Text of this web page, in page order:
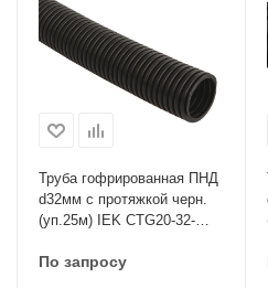
Труба гофрированная ПНД
d32мм с протяжкой черн.
(уп.25м) IEK CTG20-32-
По запросу